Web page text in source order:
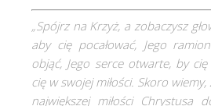
„Spójrz na Krzyż, a zobaczysz
aby cię pocałować, Jego
objąć, Jego serce otwarte, by
cię w swojej miłości. Skoro
największej miłości